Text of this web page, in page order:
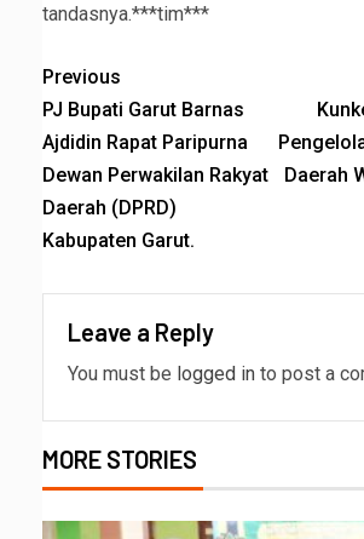
tandasnya.***tim***
Previous
PJ Bupati Garut Barnas
Ajdidin Rapat Paripurna
Dewan Perwakilan Rakyat
Daerah (DPRD)
Kabupaten Garut.
Daerah
Leave a Reply
You must be logged in to post a
MORE STORIES